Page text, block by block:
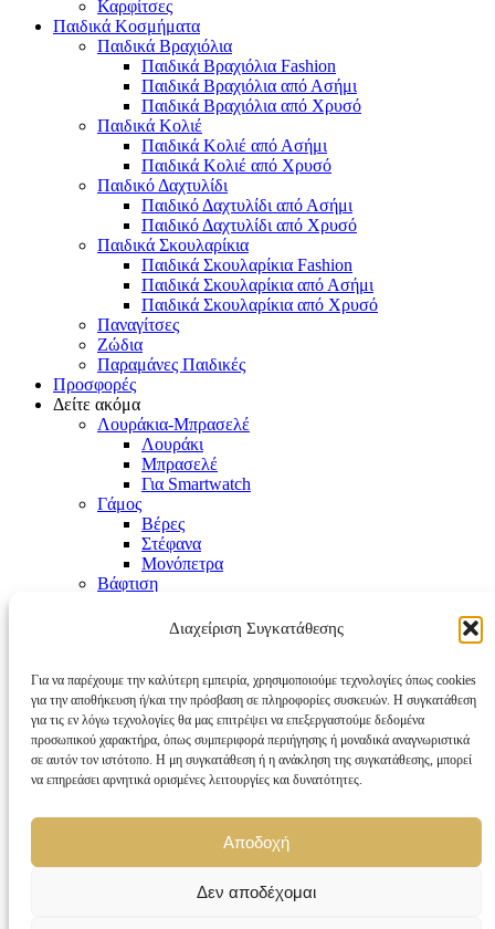
Διαχείριση Συγκατάθεσης
Για να παρέχουμε την καλύτερη εμπειρία, χρησιμοποιούμε τεχνολογίες όπως cookies
για την αποθήκευση ή/και την πρόσβαση σε πληροφορίες συσκευών. Η συγκατάθεση
για τις εν λόγω τεχνολογίες θα μας επιτρέψει να επεξεργαστούμε δεδομένα
προσωπικού χαρακτήρα, όπως συμπεριφορά περιήγησης ή μοναδικά αναγνωριστικά
σε αυτόν τον ιστότοπο. Η μη συγκατάθεση ή η ανάκληση της συγκατάθεσης, μπορεί
να επηρεάσει αρνητικά ορισμένες λειτουργίες και δυνατότητες.
Αποδοχή
Δεν αποδέχομαι
Καρφίτσες
Παιδικά Κοσμήματα
Παιδικά Βραχιόλια
Παιδικά Βραχιόλια Fashion
Παιδικά Βραχιόλια από Ασήμι
Παιδικά Βραχιόλια από Χρυσό
Παιδικά Κολιέ
Παιδικά Κολιέ από Ασήμι
Παιδικά Κολιέ από Χρυσό
Παιδικό Δαχτυλίδι
Παιδικό Δαχτυλίδι από Ασήμι
Παιδικό Δαχτυλίδι από Χρυσό
Παιδικά Σκουλαρίκια
Παιδικά Σκουλαρίκια Fashion
Παιδικά Σκουλαρίκια από Ασήμι
Παιδικά Σκουλαρίκια από Χρυσό
Παναγίτσες
Ζώδια
Παραμάνες Παιδικές
Προσφορές
Δείτε ακόμα
Λουράκια-Μπρασελέ
Λουράκι
Μπρασελέ
Για Smartwatch
Γάμος
Βέρες
Στέφανα
Μονόπετρα
Βάφτιση
Κορίτσι
Εικόνες-Κορνίζες
Gift Boxes
Οικογένεια
Γούρια
Mother’s Day
Valentine’s Day
Close
Close